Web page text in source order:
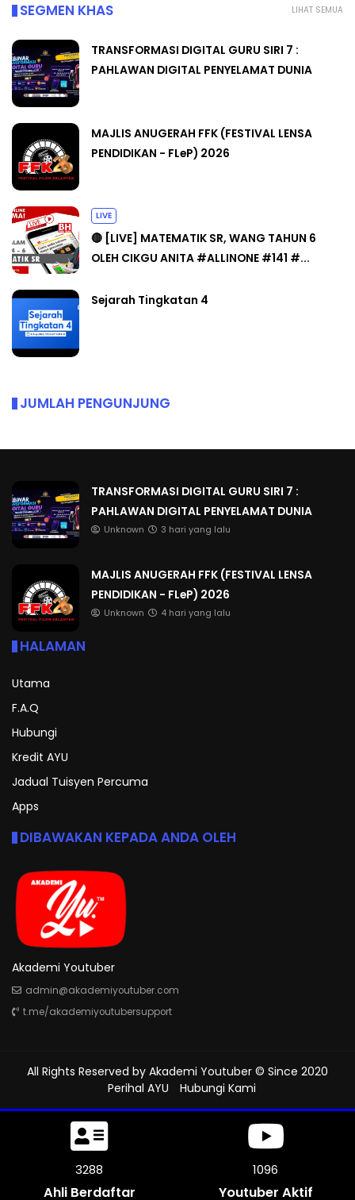
LIHAT SEMUA
SEGMEN KHAS
TRANSFORMASI DIGITAL GURU SIRI 7 :
PAHLAWAN DIGITAL PENYELAMAT DUNIA
MAJLIS ANUGERAH FFK (FESTIVAL LENSA
PENDIDIKAN - FLeP) 2026
LIVE
🔴 [LIVE] MATEMATIK SR, WANG TAHUN 6
OLEH CIKGU ANITA #ALLINONE #141 #...
Sejarah Tingkatan 4
JUMLAH PENGUNJUNG
TRANSFORMASI DIGITAL GURU SIRI 7 :
PAHLAWAN DIGITAL PENYELAMAT DUNIA
Unknown 3 hari yang lalu
MAJLIS ANUGERAH FFK (FESTIVAL LENSA
PENDIDIKAN - FLeP) 2026
Unknown 4 hari yang lalu
HALAMAN
Utama
F.A.Q
Hubungi
Kredit AYU
Jadual Tuisyen Percuma
Apps
DIBAWAKAN KEPADA ANDA OLEH
Akademi Youtuber
admin@akademiyoutuber.com
t.me/akademiyoutubersupport
All Rights Reserved by Akademi Youtuber © Since 2020
Perihal AYU
Hubungi Kami
3753
Ahli Berdaftar
1250
Youtuber Aktif